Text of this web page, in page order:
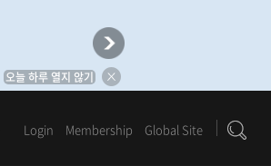
6
오늘 하루 열지 않기
Login Membership Global Site